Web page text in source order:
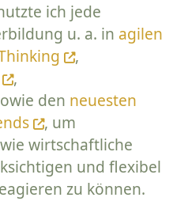
ich jede
u. a. in agilen
,
,
den neuesten
, um
wirtschaftliche
und flexibel
zu können.